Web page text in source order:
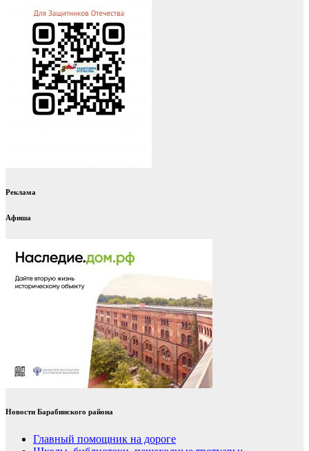
Реклама
Афиша
Новости Барабинского района
Главный помощник на дороге